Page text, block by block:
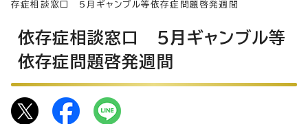
存症相談窓口 5月ギャンブル等依存症問題啓発週間
依存症相談窓口 5月ギャンブル等
依存症問題啓発週間